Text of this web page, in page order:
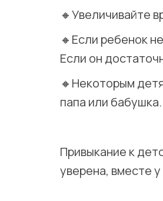
🔸Увеличивайте
🔸Если ребенок
Если он
🔸Некоторым
папа или
Привыкание к
уверена, вместе